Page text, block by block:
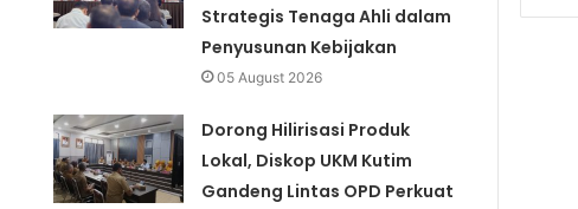
Strategis Tenaga Ahli dalam
Penyusunan Kebijakan
05 August 2026
Dorong Hilirisasi Produk
Lokal, Diskop UKM Kutim
Gandeng Lintas OPD Perkuat